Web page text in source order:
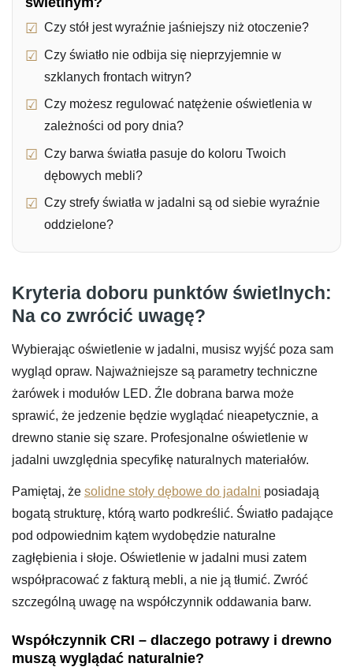
Czy stół jest wyraźnie jaśniejszy niż otoczenie?
Czy światło nie odbija się nieprzyjemnie w
szklanych frontach witryn?
Czy możesz regulować natężenie oświetlenia w
zależności od pory dnia?
Czy barwa światła pasuje do koloru Twoich
dębowych mebli?
Czy strefy światła w jadalni są od siebie wyraźnie
oddzielone?
Kryteria doboru punktów świetlnych:
Na co zwrócić uwagę?
Wybierając oświetlenie w jadalni, musisz wyjść poza sam
wygląd opraw. Najważniejsze są parametry techniczne
żarówek i modułów LED. Źle dobrana barwa może
sprawić, że jedzenie będzie wyglądać nieapetycznie, a
drewno stanie się szare. Profesjonalne oświetlenie w
jadalni uwzględnia specyfikę naturalnych materiałów.
Pamiętaj, że solidne stoły dębowe do jadalni posiadają
bogatą strukturę, którą warto podkreślić. Światło padające
pod odpowiednim kątem wydobędzie naturalne
zagłębienia i słoje. Oświetlenie w jadalni musi zatem
współpracować z fakturą mebli, a nie ją tłumić. Zwróć
szczególną uwagę na współczynnik oddawania barw.
Współczynnik CRI – dlaczego potrawy i drewno
muszą wyglądać naturalnie?